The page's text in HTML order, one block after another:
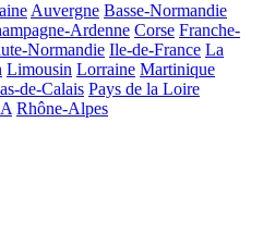
Auvergne Basse-Normandie
Ardenne Corse Franche-
Normandie Ile-de-France La
Limousin Lorraine Martinique
de-Calais Pays de la Loire
Rhône-Alpes